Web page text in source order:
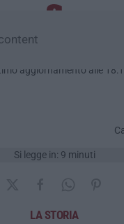
aggiornamento alle
Si legge in: 9 minuti
LA STORIA